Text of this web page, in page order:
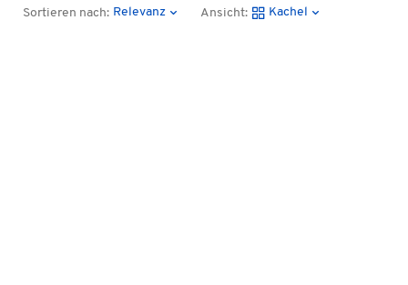
Sortieren nach: Relevanz Ansicht: Kachel